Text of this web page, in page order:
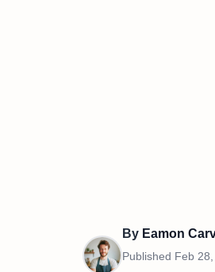
By Eamon
Published Feb